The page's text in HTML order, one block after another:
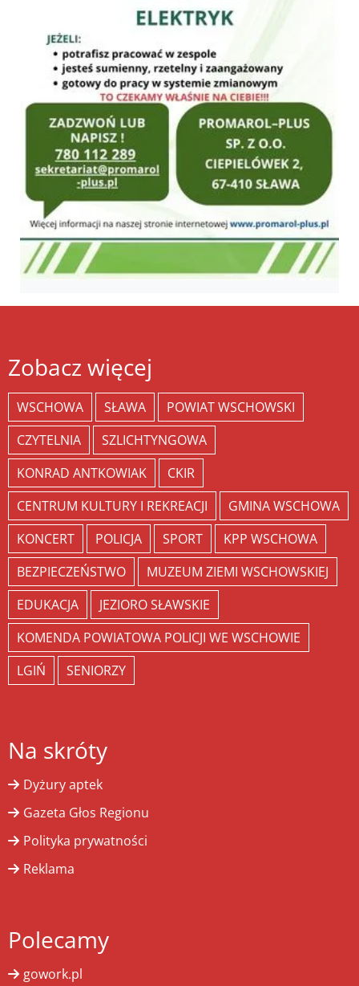
Zobacz więcej
WSCHOWA SŁAWA
POWIAT WSCHOWSKI
CZYTELNIA
SZLICHTYNGOWA
KONRAD ANTKOWIAK
CKIR
CENTRUM KULTURY I REKREACJI
GMINA WSCHOWA
KONCERT
POLICJA SPORT
KPP WSCHOWA
BEZPIECZEŃSTWO
MUZEUM ZIEMI WSCHOWSKIEJ
EDUKACJA
JEZIORO SŁAWSKIE
KOMENDA POWIATOWA POLICJI WE WSCHOWIE
LGIŃ
SENIORZY
Na skróty
Dyżury aptek
Gazeta Głos Regionu
Polityka prywatności
Reklama
Polecamy
gowork.pl